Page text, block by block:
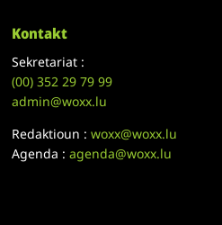
Kontakt
Sekretariat :
(00)352 29 79 99
admin@woxx.lu
Redaktioun :woxx@woxx.lu
Agenda :agenda@woxx.lu